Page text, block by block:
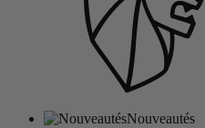
Nouveautés